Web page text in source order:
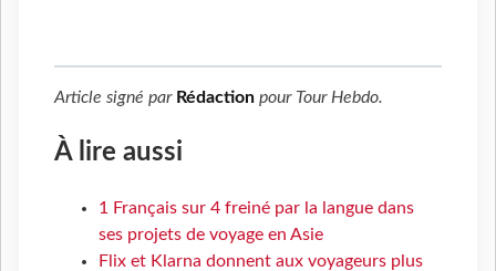
Article signé par Rédaction pour Tour Hebdo.
À lire aussi
1 Français sur 4 freiné par la langue dans
ses projets de voyage en Asie
Flix et Klarna donnent aux voyageurs plus